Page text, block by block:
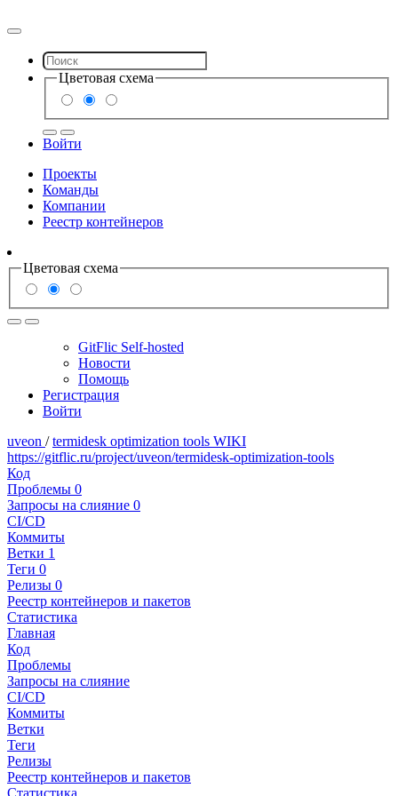
Цветовая схема
Войти
Проекты
Команды
Компании
Реестр контейнеров
Цветовая схема
GitFlic Self-hosted
Новости
Помощь
Регистрация
Войти
uveon / termidesk optimization tools WIKI
https://gitflic.ru/project/uveon/termidesk-optimization-tools
Код
Проблемы 0
Запросы на слияние 0
CI/CD
Коммиты
Ветки 1
Теги 0
Релизы 0
Реестр контейнеров и пакетов
Статистика
Главная
Код
Проблемы
Запросы на слияние
CI/CD
Коммиты
Ветки
Теги
Релизы
Реестр контейнеров и пакетов